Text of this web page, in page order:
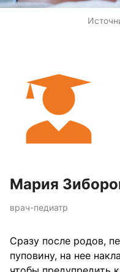
Мария
врач-педиатр
Сразу после родов,
пуповину, на нее